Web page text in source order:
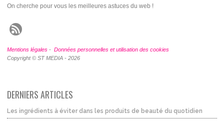
On cherche pour vous les meilleures astuces du web !
Mentions légales - Données personnelles et utilisation des cookies
Copyright © ST MEDIA - 2026
DERNIERS ARTICLES
Les ingrédients à éviter dans les produits de beauté du quotidien